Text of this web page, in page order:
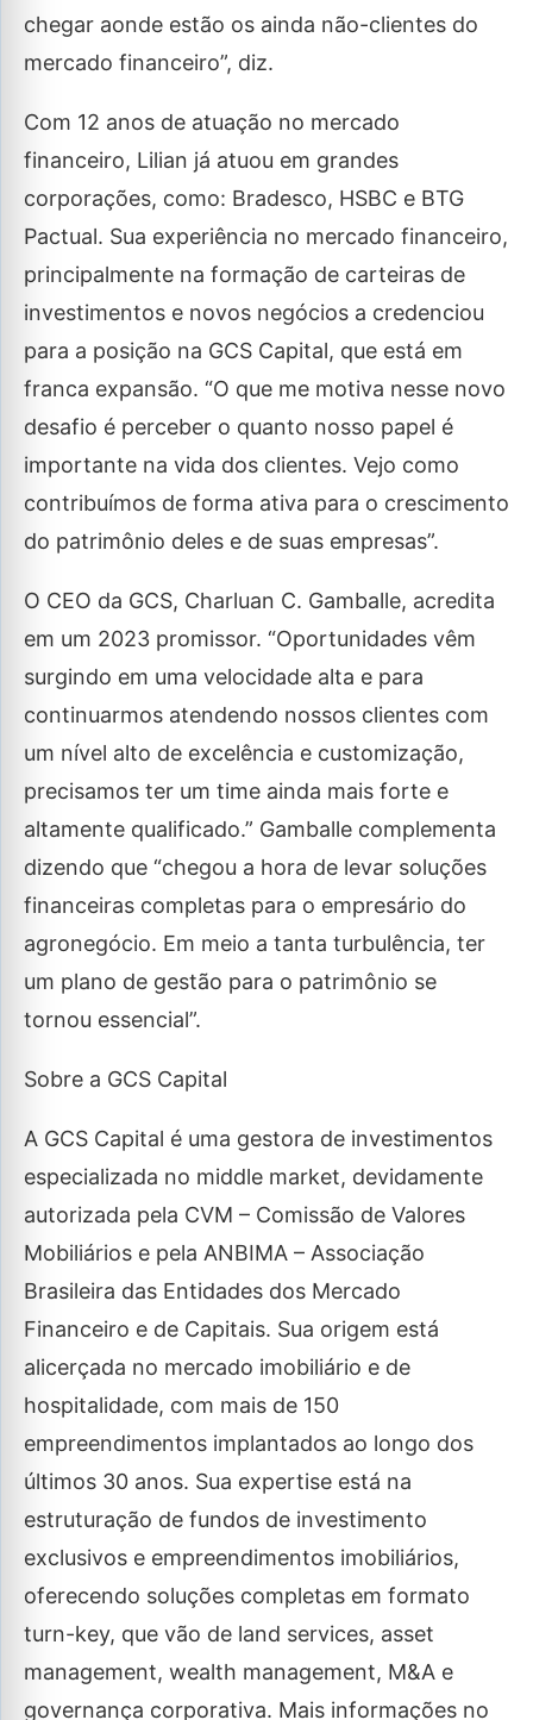
chegar aonde estão os ainda não-clientes do
mercado financeiro”, diz.
Com 12 anos de atuação no mercado
financeiro, Lilian já atuou em grandes
corporações, como: Bradesco, HSBC e BTG
Pactual. Sua experiência no mercado financeiro,
principalmente na formação de carteiras de
investimentos e novos negócios a credenciou
para a posição na GCS Capital, que está em
franca expansão. “O que me motiva nesse novo
desafio é perceber o quanto nosso papel é
importante na vida dos clientes. Vejo como
contribuímos de forma ativa para o crescimento
do patrimônio deles e de suas empresas”.
O CEO da GCS, Charluan C. Gamballe, acredita
em um 2023 promissor. “Oportunidades vêm
surgindo em uma velocidade alta e para
continuarmos atendendo nossos clientes com
um nível alto de excelência e customização,
precisamos ter um time ainda mais forte e
altamente qualificado.” Gamballe complementa
dizendo que “chegou a hora de levar soluções
financeiras completas para o empresário do
agronegócio. Em meio a tanta turbulência, ter
um plano de gestão para o patrimônio se
tornou essencial”.
Sobre a GCS Capital
A GCS Capital é uma gestora de investimentos
especializada no middle market, devidamente
autorizada pela CVM – Comissão de Valores
Mobiliários e pela ANBIMA – Associação
Brasileira das Entidades dos Mercado
Financeiro e de Capitais. Sua origem está
alicerçada no mercado imobiliário e de
hospitalidade, com mais de 150
empreendimentos implantados ao longo dos
últimos 30 anos. Sua expertise está na
estruturação de fundos de investimento
exclusivos e empreendimentos imobiliários,
oferecendo soluções completas em formato
turn-key, que vão de land services, asset
management, wealth management, M&A e
governança corporativa. Mais informações no